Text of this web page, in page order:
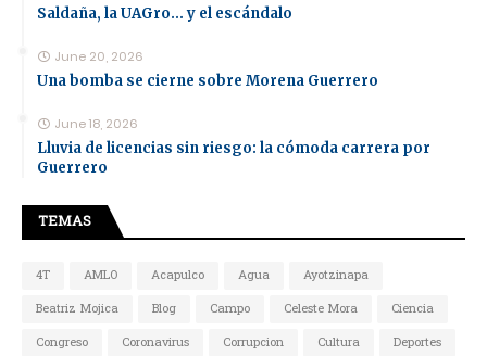
Saldaña, la UAGro... y el escándalo
June 20, 2026
Una bomba se cierne sobre Morena Guerrero
June 18, 2026
Lluvia de licencias sin riesgo: la cómoda carrera por
Guerrero
TEMAS
4T AMLO Acapulco Agua
Ayotzinapa
Beatriz Mojica
Blog Campo Celeste Mora
Ciencia
Congreso
Coronavirus Corrupcion Cultura
Deportes